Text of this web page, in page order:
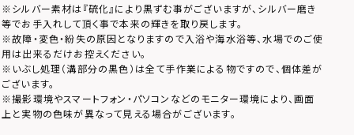
※シルバー素材は『硫化』により黒ずむ事がございますが、シルバー磨き
等でお手入れして頂く事で本来の輝きを取り戻します。
※故障・変色・紛失の原因となりますので入浴や海水浴等、水場でのご使
用は出来るだけお控えください。
※いぶし処理（溝部分の黒色）は全て手作業による物ですので、個体差が
ございます。
※撮影環境やスマートフォン・パソコンなどのモニター環境により、画面
上と実物の色味が異なって見える場合がございます。